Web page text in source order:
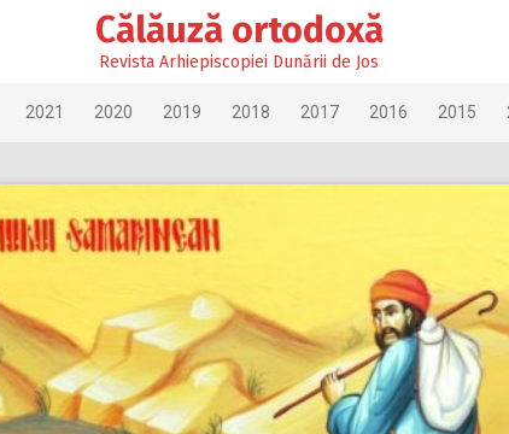
Călăuză ortodoxă
Revista Arhiepiscopiei Dunării de Jos
2021 2020 2019 2018 2017 2016 2015